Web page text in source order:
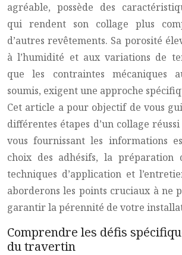
agréable, possède des
qui rendent son collage plus
d’autres revêtements. Sa porosité
à l’humidité et aux variations de
que les contraintes mécaniques
soumis, exigent une approche
Cet article a pour objectif de vous
différentes étapes d’un collage
vous fournissant les informations
choix des adhésifs, la préparation
techniques d’application et
aborderons les points cruciaux à ne
garantir la pérennité de votre
Comprendre les défis
du travertin